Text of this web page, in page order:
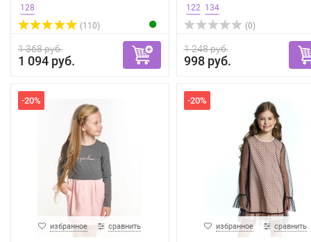
128
(110)
1 368 руб.
1 094 руб.
122 134
(0)
1 248 руб.
998 руб.
-20%
избранное сравнить
-20%
избранное сравнить